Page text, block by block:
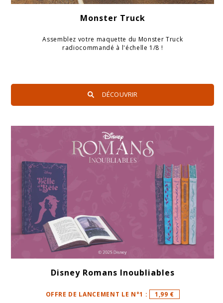
Monster Truck
Assemblez votre maquette du Monster Truck
radiocommandé à l'échelle 1/8 !
DÉCOUVRIR
Disney Romans Inoubliables
OFFRE DE LANCEMENT LE N°1 : 1,99 €